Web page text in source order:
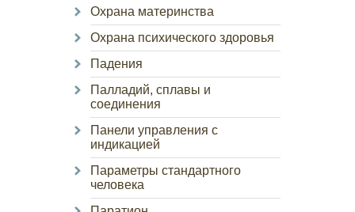
Охрана материнства
Охрана психического здоровья
Падения
Палладий, сплавы и
соединения
Панели управления с
индикацией
Параметры стандартного
человека